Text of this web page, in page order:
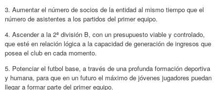
3. Aumentar el número de socios de la entidad al mismo tiempo que el
número de asistentes a los partidos del primer equipo.
4. Ascender a la 2ª división B, con un presupuesto viable y controlado,
que esté en relación lógica a la capacidad de generación de ingresos que
posea el club en cada momento.
5. Potenciar el futbol base, a través de una profunda formación deportiva
y humana, para que en un futuro el máximo de jóvenes jugadores puedan
llegar a formar parte del primer equipo.